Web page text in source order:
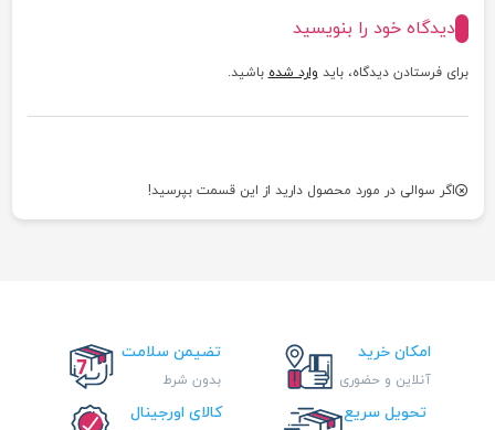
دیدگاه خود را بنویسید
برای فرستادن دیدگاه، باید وارد شده باشید.
اگر سوالی در مورد محصول دارید از این قسمت بپرسید!
امکان خرید
آنلاین و حضوری
تضیمن سلامت
بدون شرط
تحویل سریع کالای اورجینال